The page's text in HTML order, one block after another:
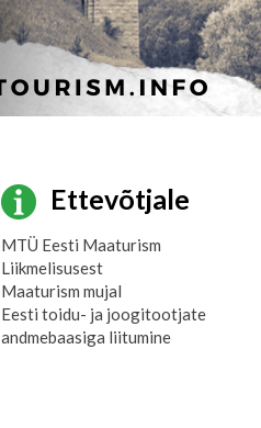
Ettevõtjale
MTÜ Eesti Maaturism
Liikmelisusest
Maaturism mujal
Eesti toidu- ja joogitootjate
andmebaasiga liitumine